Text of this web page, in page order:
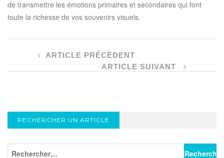
de transmettre les émotions primaires et secondaires qui font
toute la richesse de vos souvenirs visuels.
ARTICLE PRÉCÈDENT
ARTICLE SUIVANT
RECHERCHER UN ARTICLE